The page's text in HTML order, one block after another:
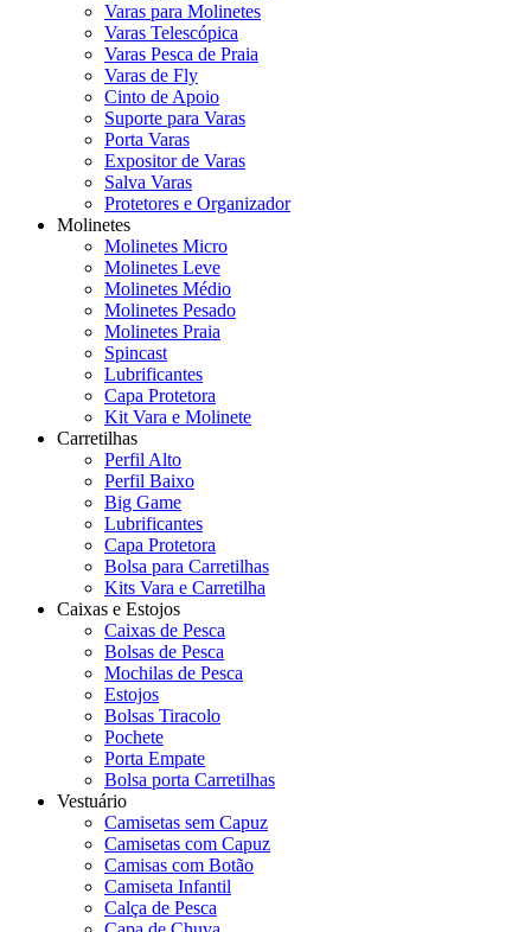
Varas para Molinetes
Varas Telescópica
Varas Pesca de Praia
Varas de Fly
Cinto de Apoio
Suporte para Varas
Porta Varas
Expositor de Varas
Salva Varas
Protetores e Organizador
Molinetes
Molinetes Micro
Molinetes Leve
Molinetes Médio
Molinetes Pesado
Molinetes Praia
Spincast
Lubrificantes
Capa Protetora
Kit Vara e Molinete
Carretilhas
Perfil Alto
Perfil Baixo
Big Game
Lubrificantes
Capa Protetora
Bolsa para Carretilhas
Kits Vara e Carretilha
Caixas e Estojos
Caixas de Pesca
Bolsas de Pesca
Mochilas de Pesca
Estojos
Bolsas Tiracolo
Pochete
Porta Empate
Bolsa porta Carretilhas
Vestuário
Camisetas sem Capuz
Camisetas com Capuz
Camisas com Botão
Camiseta Infantil
Calça de Pesca